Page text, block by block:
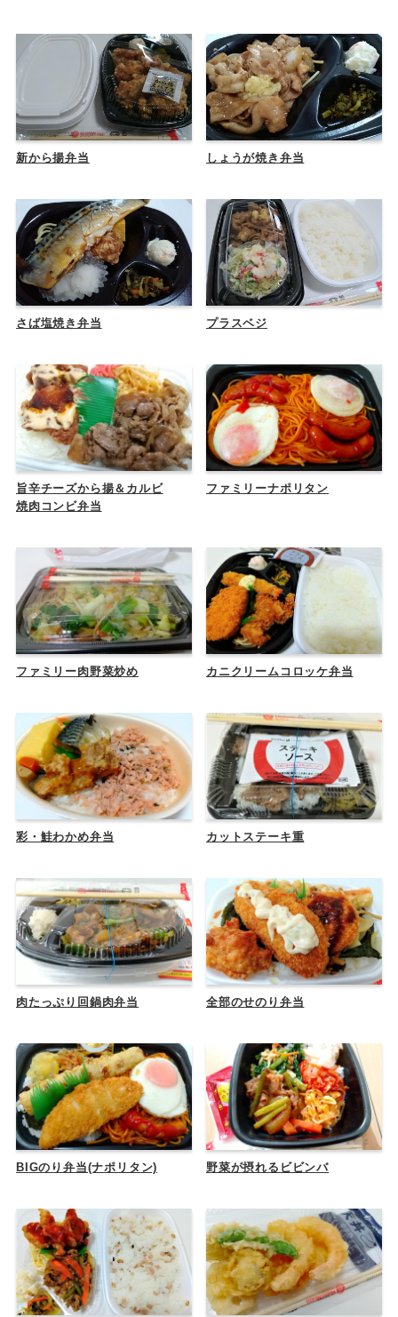
新から揚弁当 しょうが焼き弁当
さば塩焼き弁当 プラスベジ
旨辛チーズから揚＆カルビ
焼肉コンビ弁当
ファミリーナポリタン
ファミリー肉野菜炒め カニクリームコロッケ弁当
彩・鮭わかめ弁当 カットステーキ重
肉たっぷり回鍋肉弁当 全部のせのり弁当
BIGのり弁当(ナポリタン) 野菜が摂れるビビンバ